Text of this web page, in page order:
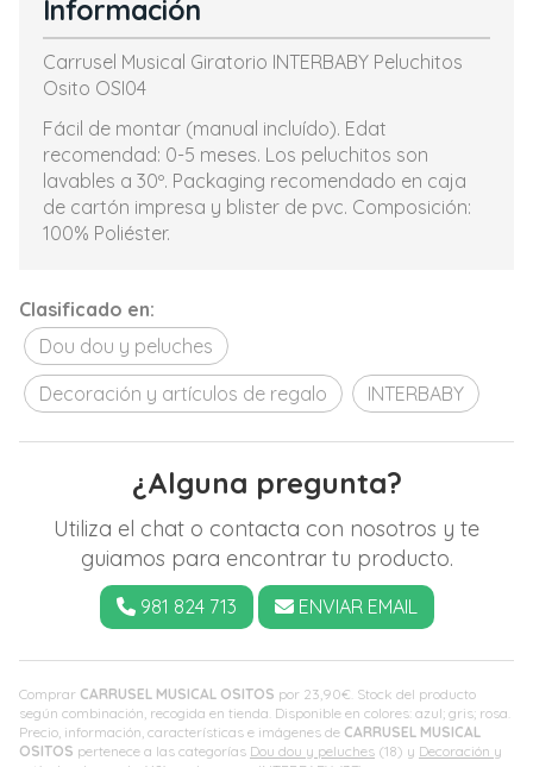
Comprar CARRUSEL MUSICAL OSITOS por 23,90€ . Stock del producto
según combinación, recogida en tienda. Disponible en colores: azul; gris; rosa.
Precio, información, características e imágenes de CARRUSEL MUSICAL
OSITOS pertenece a las categorías Dou dou y peluches (18) y Decoración y
Información
Carrusel Musical Giratorio INTERBABY Peluchitos
Osito OSI04
Fácil de montar (manual incluído). Edat
recomendad: 0-5 meses. Los peluchitos son
lavables a 30º. Packaging recomendado en caja
de cartón impresa y blister de pvc. Composición:
100% Poliéster.
Clasificado en:
Dou dou y peluches
Decoración y artículos de regalo
INTERBABY
¿Alguna pregunta?
Utiliza el chat o contacta con nosotros y te
guiamos para encontrar tu producto.
981 824 713 ENVIAR EMAIL